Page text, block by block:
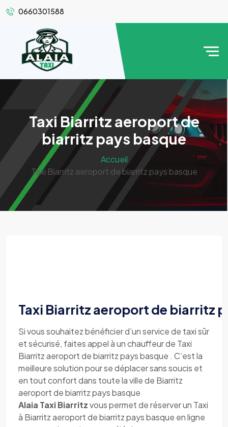
0660301588
Taxi Biarritz aeroport de
biarritz pays basque
Accueil
Taxi Biarritz aeroport de biarritz pays basque
Taxi Biarritz aeroport de biarritz
Si vous souhaitez bénéficier d’un service de taxi sûr
et sécurisé, faites appel à un chauffeur de Taxi
Biarritz aeroport de biarritz pays basque . C’est la
meilleure solution pour se déplacer sans soucis et
en tout confort dans toute la ville de Biarritz
aeroport de biarritz pays basque
Alaia Taxi Biarritzvous permet de réserver un Taxi
à Biarritz aeroport de biarritz pays basque en ligne